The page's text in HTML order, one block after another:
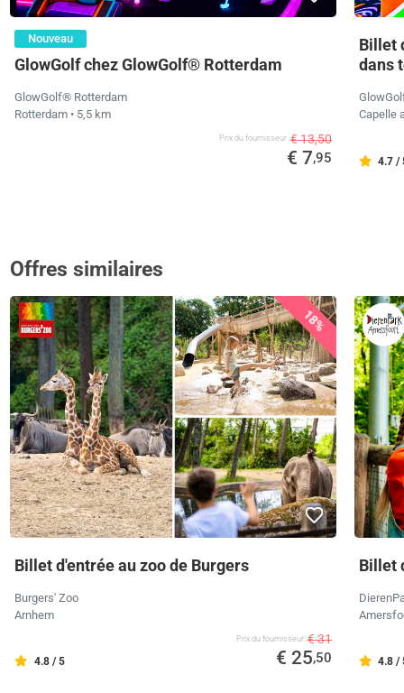
Nouveau
GlowGolf chez GlowGolf® Rotterdam
GlowGolf® Rotterdam
Rotterdam • 5,5 km
Prix ​​du fournisseur € 13,50
€ 7,95
Billet
dans
Capelle
4.7 /
Offres similaires
18%
Billet d'entrée au zoo de Burgers
Burgers' Zoo
Arnhem
4.8 / 5
Prix ​​du fournisseur € 31
€ 25,50
Billet
4.8 /